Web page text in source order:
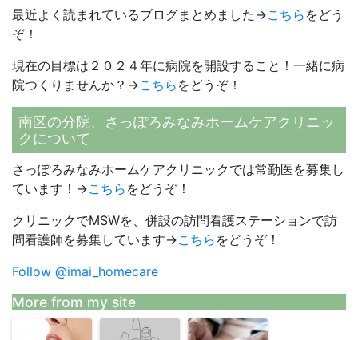
最近よく読まれているブログまとめました→こちら をどう
ぞ！
現在の目標は２０２４年に病院を開設すること！一緒に病
院つくりませんか？→こちら をどうぞ！
南区の分院、さっぽろみなみホームケアクリニッ
クについて
さっぽろみなみホームケアクリニックでは常勤医を募集し
ています！→こちら をどうぞ！
クリニックでMSWを、併設の訪問看護ステーションで訪
問看護師を募集しています→こちら をどうぞ！
Follow @imai_homecare
More from my site